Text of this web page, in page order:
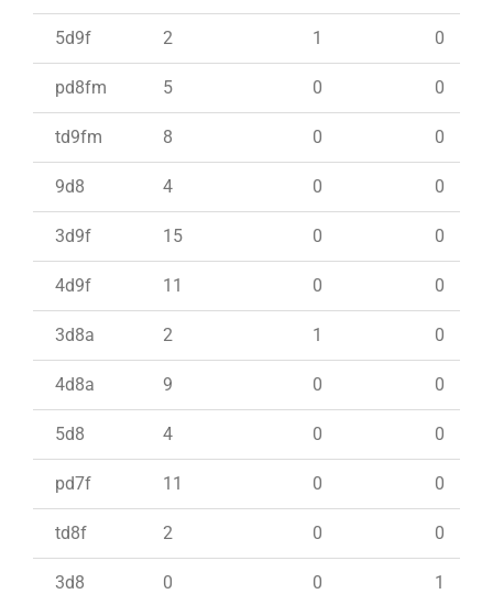
5d9f 2 1 0
pd8fm 5 0 0
td9fm 8 0 0
9d8 4 0 0
3d9f 15 0 0
4d9f 11 0 0
3d8a 2 1 0
4d8a 9 0 0
5d8 4 0 0
pd7f 11 0 0
td8f 2 0 0
3d8 0 0 1